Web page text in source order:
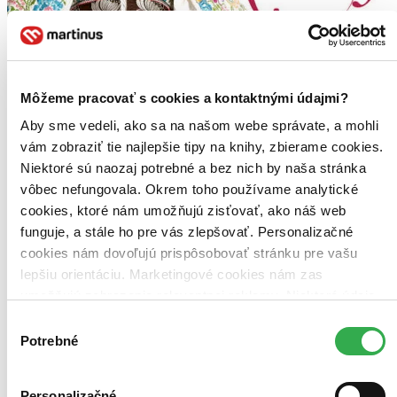
Môžeme pracovať s cookies a kontaktnými údajmi?
Aby sme vedeli, ako sa na našom webe správate, a mohli
vám zobraziť tie najlepšie tipy na knihy, zbierame cookies.
Niektoré sú naozaj potrebné a bez nich by naša stránka
vôbec nefungovala. Okrem toho používame analytické
cookies, ktoré nám umožňujú zisťovať, ako náš web
funguje, a stále ho pre vás zlepšovať. Personalizačné
cookies nám dovoľujú prispôsobovať stránku pre vašu
lepšiu orientáciu. Marketingové cookies nám zas
keby sme mohli používať všetky tieto cookies. Ďakujeme!
súhlasu
Potrebné
Odetí do krásy